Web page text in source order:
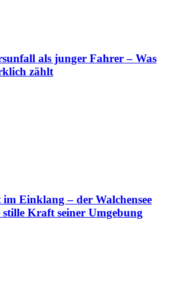
als junger Fahrer – Was
zählt
Einklang – der Walchensee
Kraft seiner Umgebung